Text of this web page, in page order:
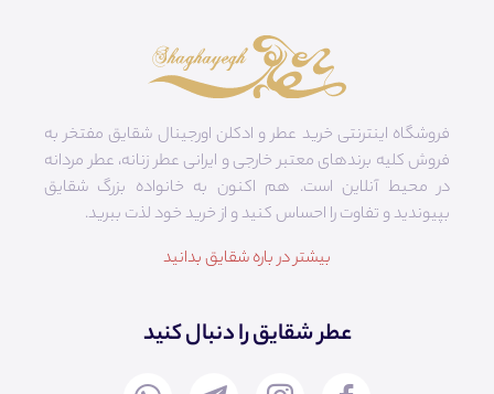
فروشگاه اینترنتی خرید عطر و ادکلن اورجینال شقایق مفتخر به
فروش کلیه برندهای معتبر خارجی و ایرانی عطر زنانه، عطر مردانه
در محیط آنلاین است. هم‌ اکنون به خانواده بزرگ شقایق
بپیوندید و تفاوت را احساس کنید و از خرید خود لذت ببرید.
بیشتر در باره شقایق بدانید
عطر شقایق را دنبال کنید